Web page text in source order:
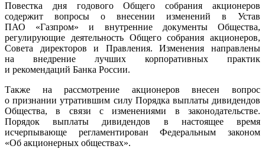
Повестка дня годового Общего собрания акционеров
содержит вопросы о внесении изменений в Устав
ПАО «Газпром» и внутренние документы Общества,
регулирующие деятельность Общего собрания акционеров,
Совета директоров и Правления. Изменения направлены
на внедрение лучших корпоративных практик
и рекомендаций Банка России.
Также на рассмотрение акционеров внесен вопрос
о признании утратившим силу Порядка выплаты дивидендов
Общества, в связи с изменениями в законодательстве.
Порядок выплаты дивидендов в настоящее время
исчерпывающе регламентирован Федераль­ным законом
«Об акционерных обществах».